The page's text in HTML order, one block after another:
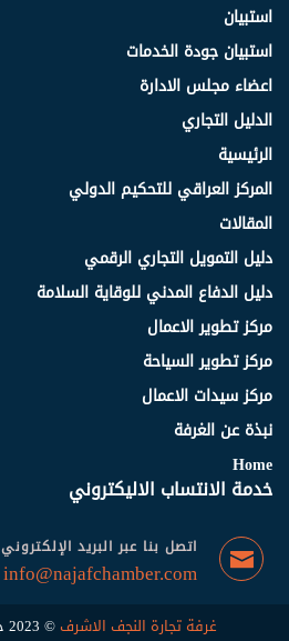
استبيان
استبيان جودة الخدمات
اعضاء مجلس الادارة
الدليل التجاري
الرئيسية
المركز العراقي للتحكيم الدولي
المقالات
دليل التمويل التجاري الرقمي
دليل الدفاع المدني للوقاية السلامة
مركز تطوير الاعمال
مركز تطوير السياحة
مركز سيدات الاعمال
نبذة عن الغرفة
Home
خدمة الانتساب الاليكتروني
اتصل بنا عبر البريد الإلكتروني
info@najafchamber.com
غرفة تجارة النجف الاشرف© 2023 جميع الحقوق محفوظة